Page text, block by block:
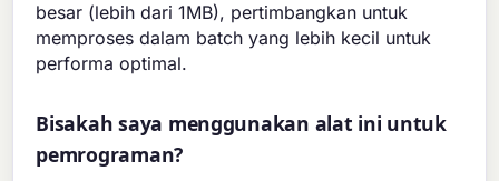
besar (lebih dari 1MB), pertimbangkan untuk
memproses dalam batch yang lebih kecil untuk
performa optimal.
Bisakah saya menggunakan alat ini untuk
pemrograman?